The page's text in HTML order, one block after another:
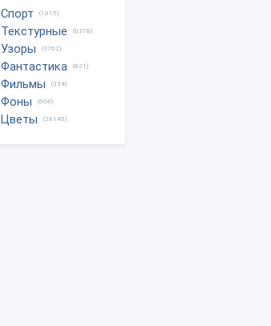
Спорт (1815)
Текстурные (6378)
Узоры (3762)
Фантастика (821)
Фильмы (334)
Фоны (608)
Цветы (28145)